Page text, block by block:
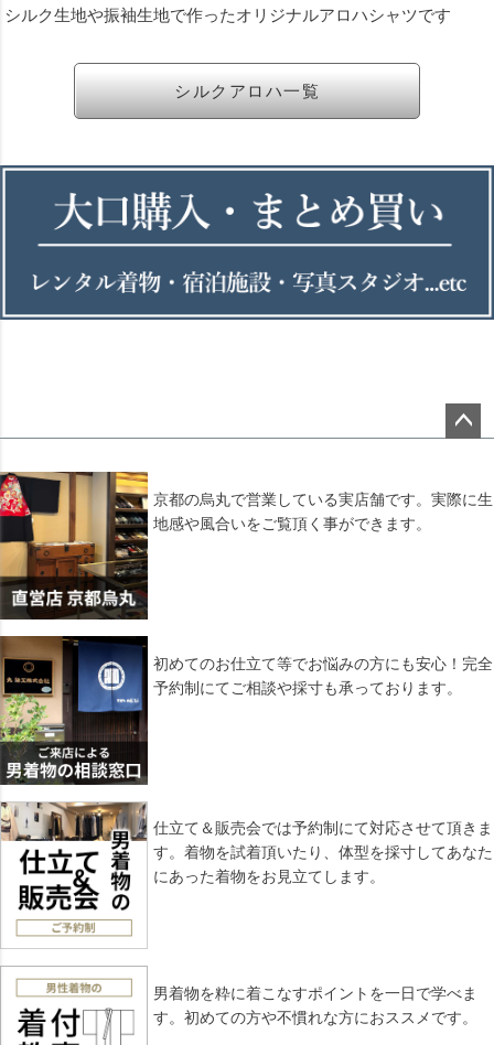
シルク生地や振袖生地で作ったオリジナルアロハシャツです
シルクアロハ一覧
ップ
京都の烏丸で営業している実店舗です。実際に生
地感や風合いをご覧頂く事ができます。
初めてのお仕立て等でお悩みの方にも安心！完全
予約制にてご相談や採寸も承っております。
仕立て＆販売会では予約制にて対応させて頂きま
す。着物を試着頂いたり、体型を採寸してあなた
にあった着物をお見立てします。
男着物を粋に着こなすポイントを一日で学べま
す。初めての方や不慣れな方におススメです。